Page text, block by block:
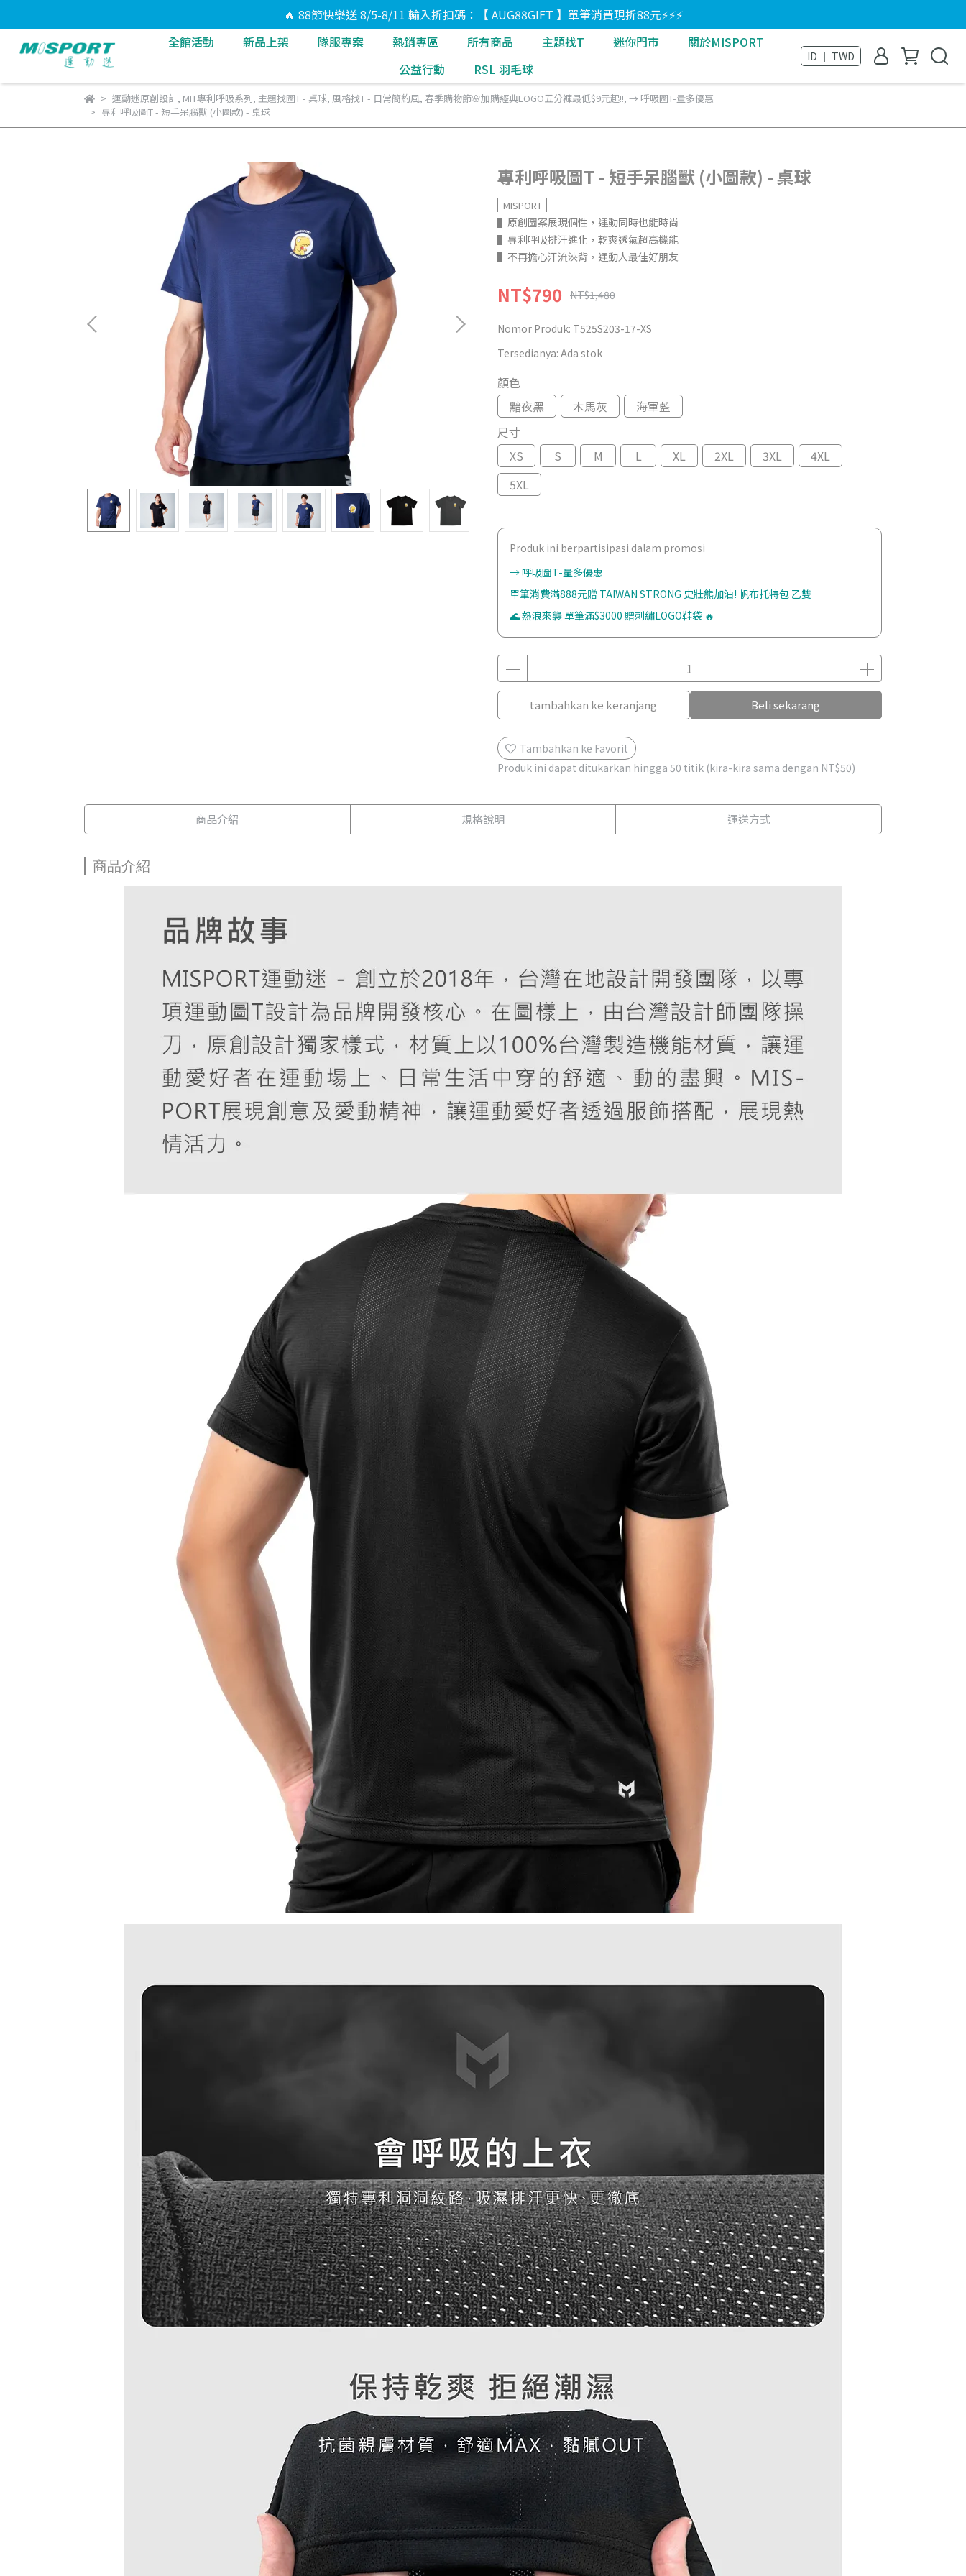
🔥 88節快樂送 8/5-8/11 輸入折扣碼：【 AUG88GIFT 】單筆消費現折88元⚡⚡⚡
全館活動
新品上架 隊服專案 熱銷專區 所有商品 主題找T 迷你門市
關於MISPORT
公益行動
RSL 羽毛球
ID ｜ TWD
運動迷原創設計, MIT專利呼吸系列, 主題找圖T - 桌球, 風格找T - 日常簡約風, 春季購物節🌸加購經典LOGO五分褲最低$9元起!!, → 呼吸圖T-量多優惠
專利呼吸圖T - 短手呆腦獸 (小圖款) - 桌球
專利呼吸圖T - 短手呆腦獸 (小圖款) - 桌球
MISPORT
▌原創圖案展現個性，運動同時也能時尚
▌專利呼吸排汗進化，乾爽透氣超高機能
▌不再擔心汗流浹背，運動人最佳好朋友
NT$790 NT$1,480
Nomor Produk: T525S203-17-XS
Tersedianya: Ada stok
顏色
黯夜黑
木馬灰
海軍藍
尺寸
XS
S M L XL 2XL 3XL
4XL
5XL
Produk ini berpartisipasi dalam promosi
→ 呼吸圖T-量多優惠
單筆消費滿888元贈 TAIWAN STRONG 史壯熊加油! 帆布托特包 乙雙
🌊 熱浪來襲 單筆滿$3000 贈刺繡LOGO鞋袋 🔥
tambahkan ke keranjang Beli sekarang
Tambahkan ke Favorit
Produk ini dapat ditukarkan hingga 50 titik (kira-kira sama dengan NT$50)
商品介紹 規格說明 運送方式
商品介紹